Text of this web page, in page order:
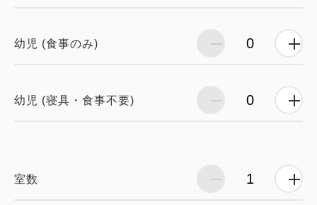
幼児 (食事のみ)
幼児 (寝具・食事不要)
室数